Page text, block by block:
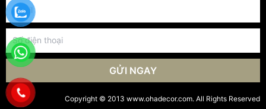
GỬI NGAY
Copyright © 2013 www.ohadecor.com. All Rights Reserved